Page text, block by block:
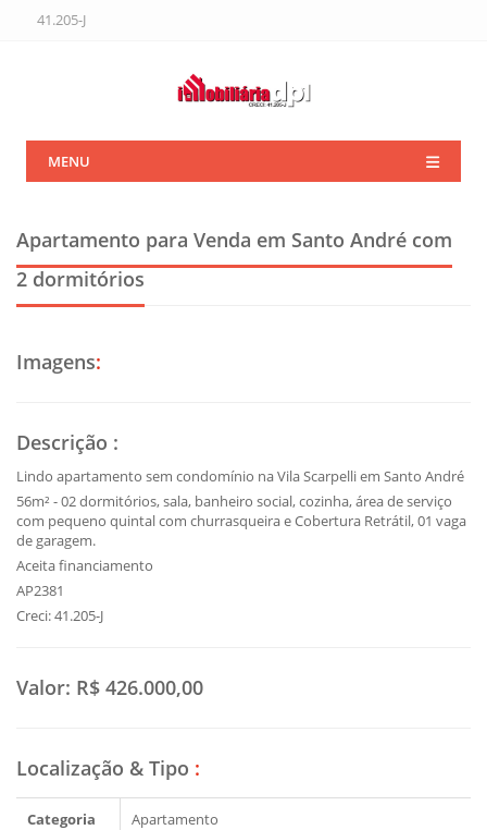
41.205-J
MENU
Apartamento para Venda em Santo André com
2 dormitórios
Imagens:
Descrição :
Lindo apartamento sem condomínio na Vila Scarpelli em Santo André
56m² - 02 dormitórios, sala, banheiro social, cozinha, área de serviço
com pequeno quintal com churrasqueira e Cobertura Retrátil, 01 vaga
de garagem.
Aceita financiamento
AP2381
Creci: 41.205-J
Valor: R$ 426.000,00
Localização & Tipo :
Categoria Apartamento